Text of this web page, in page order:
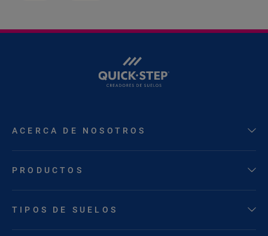
ACERCA DE NOSOTROS
PRODUCTOS
TIPOS DE SUELOS